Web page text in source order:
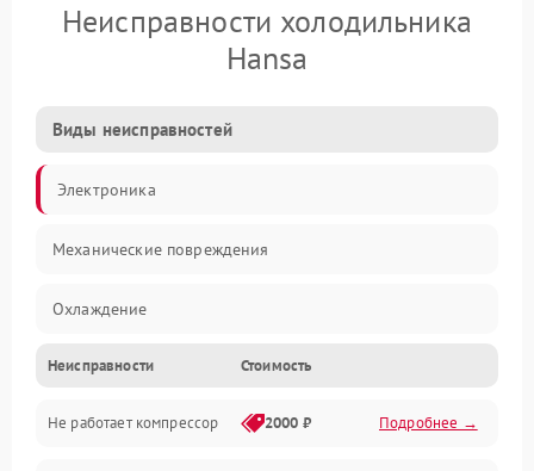
Неисправности холодильника
Hansa
Виды неисправностей
Электроника
Механические повреждения
Охлаждение
Механика
Электропитание
Неисправности Стоимость
Не работает компрессор 2000 ₽ Подробнее →